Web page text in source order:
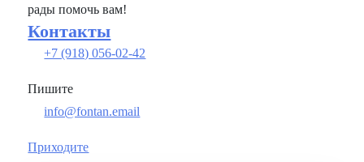
рады помочь вам!
Контакты
+7 (918) 056-02-42
Пишите
info@fontan.email
Приходите